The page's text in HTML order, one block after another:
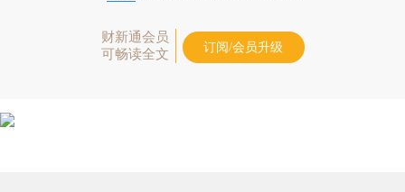
财新通会员
可畅读全文
订阅/会员升级